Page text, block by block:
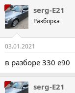
serg-E21
Разборка
03.01.2021
в разборе 330 е90
serg-E21